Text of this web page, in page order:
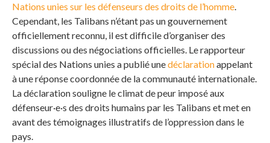
Nations unies sur les défenseurs des droits de l’homme.
Cependant, les Talibans n’étant pas un gouvernement
officiellement reconnu, il est difficile d’organiser des
discussions ou des négociations officielles. Le rapporteur
spécial des Nations unies a publié unedéclarationappelant
à une réponse coordonnée de la communauté internationale.
La déclaration souligne le climat de peur imposé aux
défenseur·e·s des droits humains par les Talibans et met en
avant des témoignages illustratifs de l’oppression dans le
pays.